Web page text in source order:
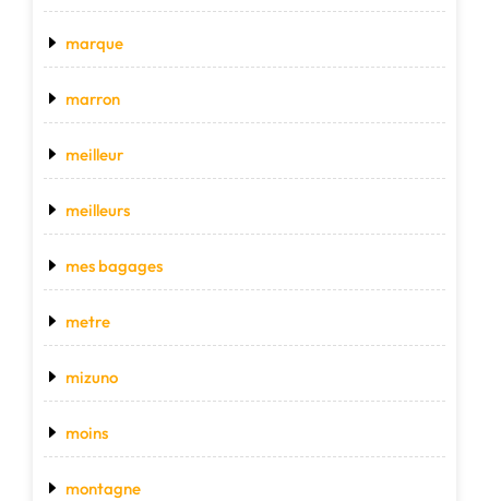
marque
marron
meilleur
meilleurs
mes bagages
metre
mizuno
moins
montagne